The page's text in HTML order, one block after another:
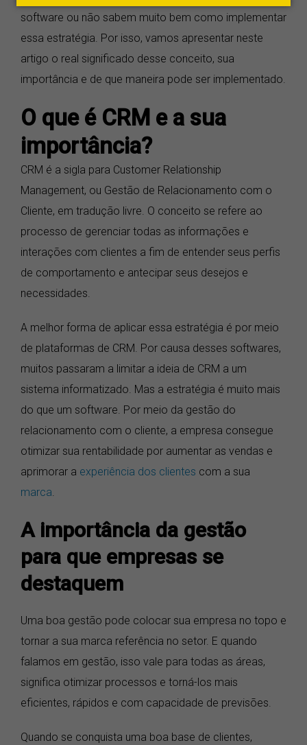
software ou não sabem muito bem como implementar
essa estratégia. Por isso, vamos apresentar neste
artigo o real significado desse conceito, sua
importância e de que maneira pode ser implementado.
O que é CRM e a sua
importância?
CRM é a sigla para Customer Relationship
Management, ou Gestão de Relacionamento com o
Cliente, em tradução livre. O conceito se refere ao
processo de gerenciar todas as informações e
interações com clientes a fim de entender seus perfis
de comportamento e antecipar seus desejos e
necessidades.
A melhor forma de aplicar essa estratégia é por meio
de plataformas de CRM. Por causa desses softwares,
muitos passaram a limitar a ideia de CRM a um
sistema informatizado. Mas a estratégia é muito mais
do que um software. Por meio da gestão do
relacionamento com o cliente, a empresa consegue
otimizar sua rentabilidade por aumentar as vendas e
aprimorar a experiência dos clientes com a sua
marca.
A importância da gestão
para que empresas se
destaquem
Uma boa gestão pode colocar sua empresa no topo e
tornar a sua marca referência no setor. E quando
falamos em gestão, isso vale para todas as áreas,
significa otimizar processos e torná-los mais
eficientes, rápidos e com capacidade de previsões.
Quando se conquista uma boa base de clientes,